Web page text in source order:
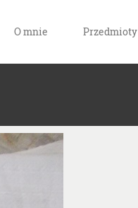
O mnie Przedmioty